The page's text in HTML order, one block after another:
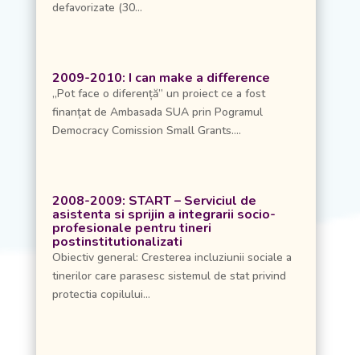
defavorizate (30...
2009-2010: I can make a difference
„Pot face o diferență” un proiect ce a fost
finanțat de Ambasada SUA prin Pogramul
Democracy Comission Small Grants....
2008-2009: START – Serviciul de
asistenta si sprijin a integrarii socio-
profesionale pentru tineri
postinstitutionalizati
Obiectiv general: Cresterea incluziunii sociale a
tinerilor care parasesc sistemul de stat privind
protectia copilului...